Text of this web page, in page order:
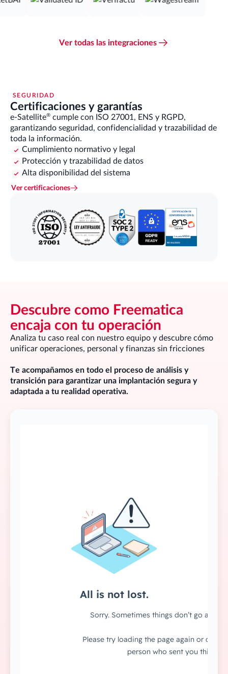
Ver todas las integraciones
SEGURIDAD
Certificaciones y garantías
e-Satellite® cumple con ISO 27001, ENS y RGPD,
garantizando seguridad, confidencialidad y trazabilidad de
toda la información.
Cumplimiento normativo y legal
Protección y trazabilidad de datos
Alta disponibilidad del sistema
Ver certificaciones
Descubre como Freematica
encaja con tu operación
Analiza tu caso real con nuestro equipo y descubre cómo
unificar operaciones, personal y finanzas sin fricciones
Te acompañamos en todo el proceso de análisis y
transición para garantizar una implantación segura y
adaptada a tu realidad operativa.